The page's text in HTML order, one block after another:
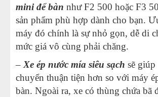
mini để bàn như F2 500 hoặc F3
sản phẩm phù hợp dành cho bạn.
máy đó chính là sự nhỏ gọn, dễ di
mức giá vô cùng phải chăng.
–Xe ép nước mía siêu sạch sẽ
chuyển thuận tiện hơn so với máy
bàn. Ngoài ra, xe có thùng chứa bã